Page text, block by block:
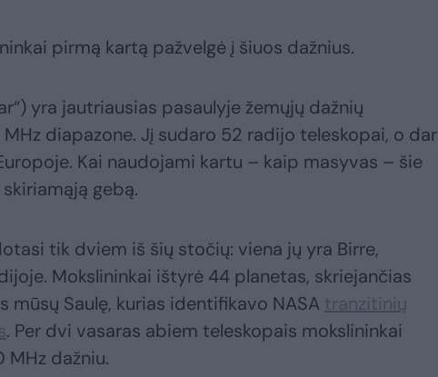
pirmą kartą pažvelgė į šiuos dažnius.
yra jautriausias pasaulyje žemųjų dažnių
diapazone. Jį sudaro 52 radijo teleskopai, o dar
Kai naudojami kartu – kaip masyvas – šie
gebą.
tik dviem iš šių stočių: viena jų yra Birre,
Mokslininkai ištyrė 44 planetas, skriejančias
mūsų Saulę, kurias identifikavo NASA tranzitinių
. Per dvi vasaras abiem teleskopais mokslininkai
MHz dažniu.